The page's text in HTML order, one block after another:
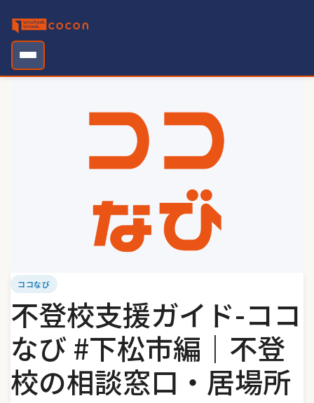
content
ココなび
不登校支援ガイド-ココ
なび #下松市編｜不登
校の相談窓口・居場所